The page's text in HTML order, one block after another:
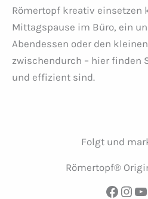
Römertopf kreativ einsetzen
Mittagspause im Büro, ein
Abendessen oder den
zwischendurch – hier finden
und effizient sind.
Folgt und
Römertopf®